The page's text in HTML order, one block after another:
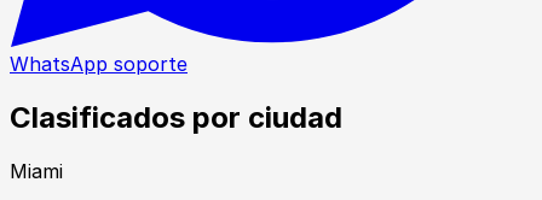
WhatsApp soporte
Clasificados por ciudad
Miami